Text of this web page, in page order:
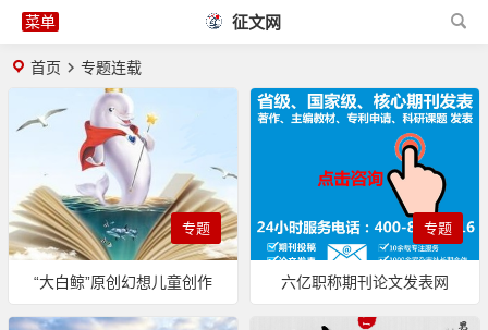
征文网
首页 专题连载
专题
“大白鲸”原创幻想儿童创作
专题
六亿职称期刊论文发表网